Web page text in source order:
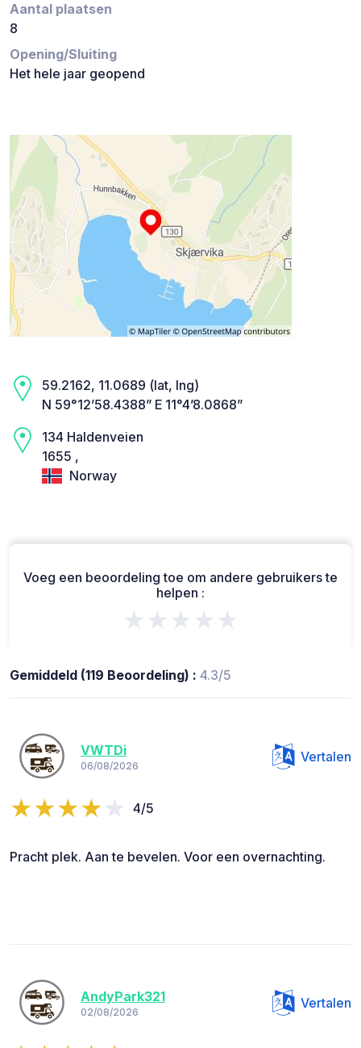
Aantal plaatsen
8
Opening/Sluiting
Het hele jaar geopend
59.2162, 11.0689 (lat, lng)
N 59°12’58.4388” E 11°4’8.0868”
134 Haldenveien
1655 ,
Norway
Voeg een beoordeling toe om andere gebruikers te
helpen :
★★★★★
Gemiddeld (119 Beoordeling) : 4.3/5
VWTDi
06/08/2026
Vertalen
4/5
Pracht plek. Aan te bevelen. Voor een overnachting.
AndyPark321
02/08/2026
Vertalen